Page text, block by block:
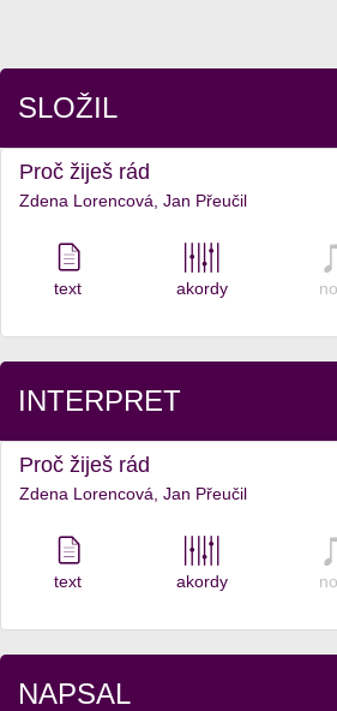
SLOŽIL
Proč žiješ rád
Zdena Lorencová, Jan Přeučil
text akordy
INTERPRET
Proč žiješ rád
Zdena Lorencová, Jan Přeučil
text akordy
NAPSAL